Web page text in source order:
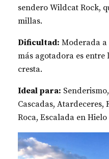
sendero Wildcat Rock,
millas.
Dificultad: Moderada a
más agotadora es
cresta.
Ideal para:
Cascadas,
Roca, Escalada en Hielo